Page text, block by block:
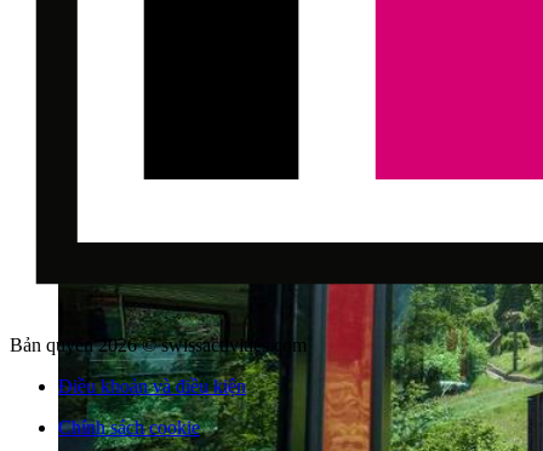
Bản quyền 2026 © swissactivities.com
Điều khoản và điều kiện
Chính sách cookie